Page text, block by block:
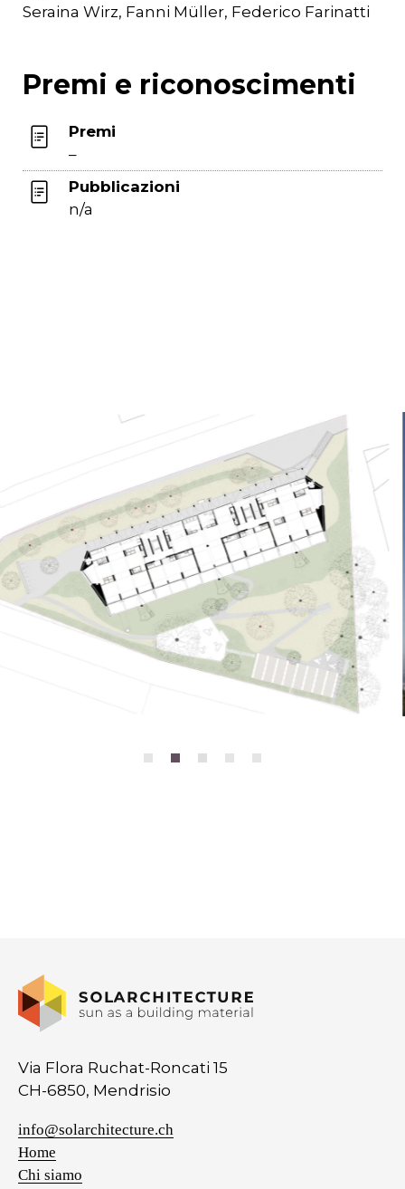
Seraina Wirz, Fanni Müller, Federico Farinatti
Premi e riconoscimenti
Premi
–
Pubblicazioni
n/a
Via Flora Ruchat-Roncati 15
CH-6850, Mendrisio
info@solarchitecture.ch
Home
Chi siamo